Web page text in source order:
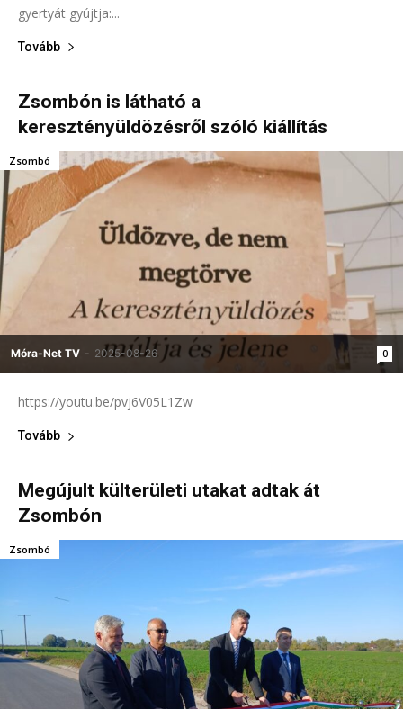
gyertyát gyújtja:...
Tovább
Zsombón is látható a
keresztényüldözésről szóló kiállítás
Móra-Net TV - 2025-08-26 0
Zsombó
https://youtu.be/pvj6V05L1Zw
Tovább
Megújult külterületi utakat adtak át
Zsombón
Zsombó